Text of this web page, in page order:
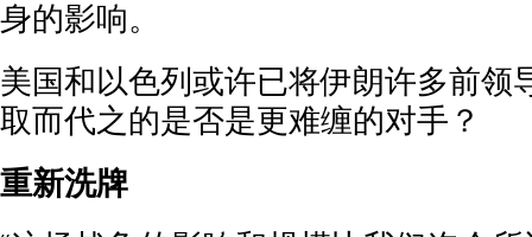
身的影响。
美国和以色列或许已将伊朗许多前领
取而代之的是否是更难缠的对手？
重新洗牌